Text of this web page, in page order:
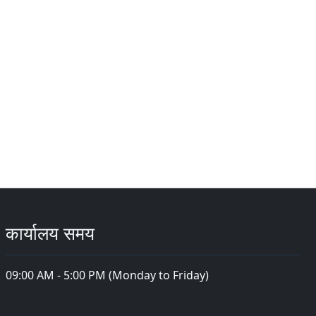
कार्यालय समय
09:00 AM - 5:00 PM (Monday to Friday)